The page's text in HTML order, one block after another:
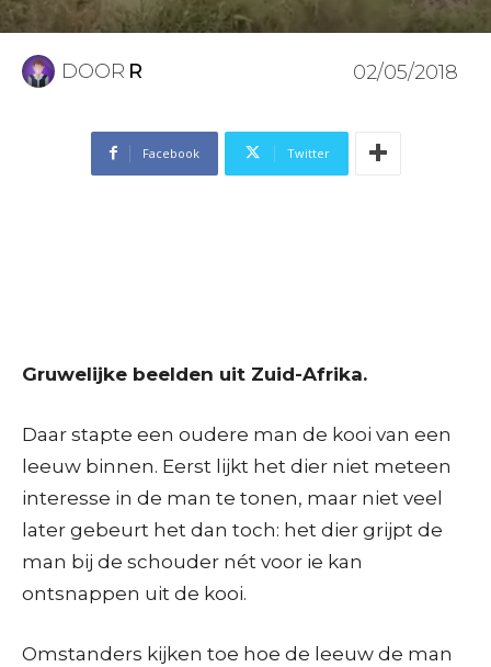
DOOR R 02/05/2018
Facebook Twitter
Gruwelijke beelden uit Zuid-Afrika.
Daar stapte een oudere man de kooi van een
leeuw binnen. Eerst lijkt het dier niet meteen
interesse in de man te tonen, maar niet veel
later gebeurt het dan toch: het dier grijpt de
man bij de schouder nét voor ie kan
ontsnappen uit de kooi.
Omstanders kijken toe hoe de leeuw de man